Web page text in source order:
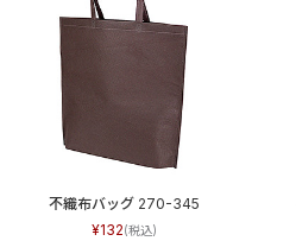
不織布バッグ 270-345
132